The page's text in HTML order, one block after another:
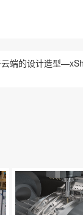
端的设计造型